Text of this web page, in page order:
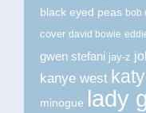
black eyed peas bob
cover david bowie
gwen stefani jay-z
kanye west
minogue lady